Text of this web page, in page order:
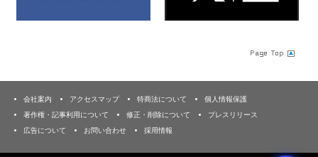
会社案内 アクセスマップ 特商法について
個人情報保護
著作権・記事利用について
修正・削除について
プレスリリース
広告について
お問い合わせ 採用情報